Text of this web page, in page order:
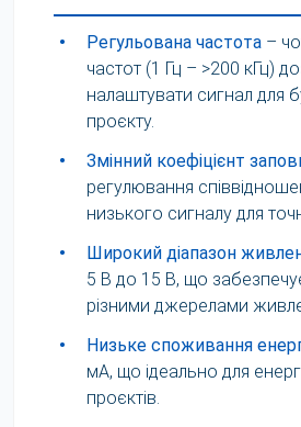
• Регульована частота –
частот (1 Гц – >200 кГц)
налаштувати сигнал для
проєкту.
•
Змінний коефіцієнт
регулювання
низького сигналу для
•
Широкий діапазон
5 В до 15 В, що забезпечує
різними джерелами
•
Низьке споживання
мА, що ідеально для
проєктів.